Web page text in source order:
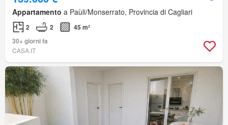
Appartamento a Paùli/Monserrato, Provincia di Cagliari
2 2
45 m²
30+ giorni fa
CASA.IT